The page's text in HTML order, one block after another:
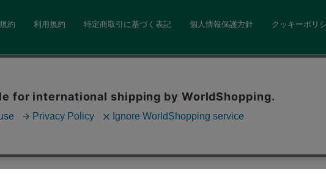
約 利用規約 特定商取引に基づく表記 個人情報保護方針 クッキーポリ
ます。ボタンから同意の可否を選択してください。選
なります。クッキーを通じて収集する情報には「お客